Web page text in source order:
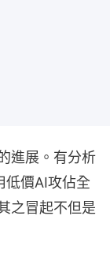
進展。有分析
低價AI攻佔全
之冒起不但是